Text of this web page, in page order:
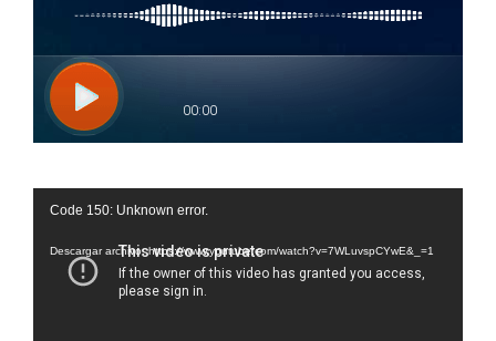
Reproductor
vídeo
Code 150: Unknown error.
Descargar archivo: https://www.youtube.com/watch?v=7WLuvspCYwE&_=1